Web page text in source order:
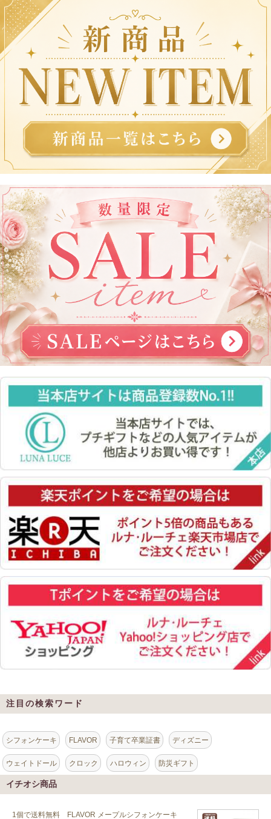
注目の検索ワード
シフォンケーキ FLAVOR 子育て卒業証書 ディズニー
ウェイトドール クロック ハロウィン 防災ギフト
イチオシ商品
1個で送料無料 FLAVOR メープルシフォンケーキ